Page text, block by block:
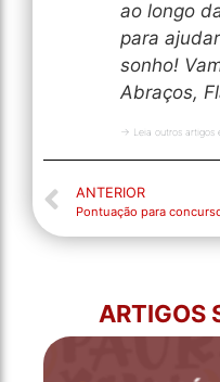
ao longo
para
sonho!
Abraços,
→ Leia outros artigos
ANTERIOR
ARTIGOS